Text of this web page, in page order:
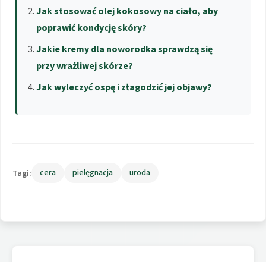
Jak stosować olej kokosowy na ciało, aby
poprawić kondycję skóry?
Jakie kremy dla noworodka sprawdzą się
przy wrażliwej skórze?
Jak wyleczyć ospę i złagodzić jej objawy?
Tagi: cera pielęgnacja uroda